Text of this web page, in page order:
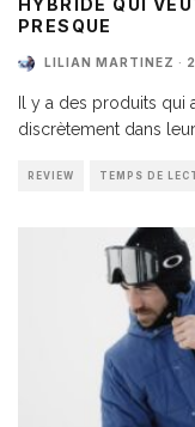
PRESQUE
LILIAN MARTINEZ ·
Il y a des produits
discrètement dans
REVIEW TEMPS DE